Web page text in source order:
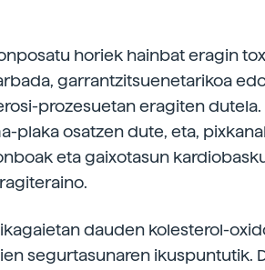
horiek hainbat eragin
garrantzitsuenetarikoa
prozesuetan eragiten dutela.
plaka osatzen dute, eta,
eta gaixotasun
dauden kolesterol-
segurtasunaren ikuspuntutik.